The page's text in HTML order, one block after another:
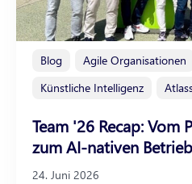
Blog Agile Organisationen
Künstliche Intelligenz
Team '26 Recap:
zum AI-nativen
24. Juni 2026